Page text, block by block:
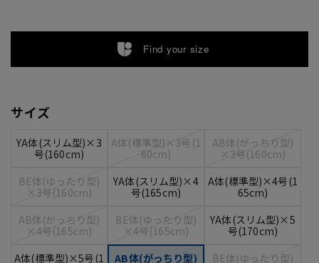
Find your size
サイズ
YA体(スリム型)×3
号(160cm)
A体(標準型)×3号(1
60cm)
AB体(がっちり型)
×3号(160cm)
BE体(ゆったり型)
×3号(160cm)
YA体(スリム型)×4
号(165cm)
A体(標準型)×4号(1
65cm)
AB体(がっちり型)
×4号(165cm)
BE体(ゆったり型)
×4号(165cm)
YA体(スリム型)×5
号(170cm)
A体(標準型)×5号(1
AB体(がっちり型)
BE体(ゆったり型)